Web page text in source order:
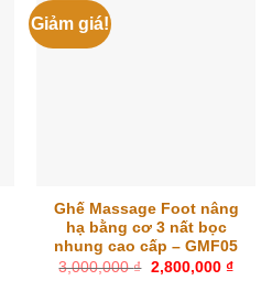
Giảm giá!
Ghế Massage Foot nâng
hạ bằng cơ 3 nất bọc
nhung cao cấp – GMF05
3,000,000₫ Giá
2,800,000 ₫Giá